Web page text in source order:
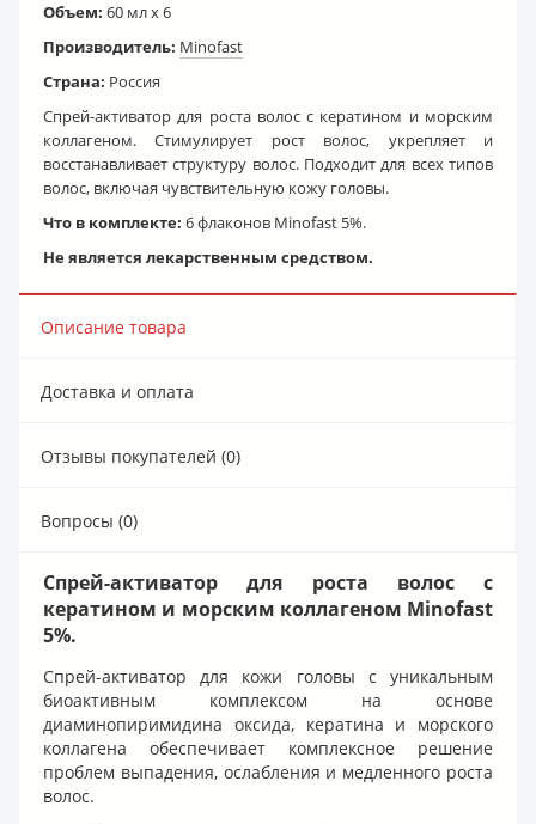
Объем: 60 мл х 6
Производитель: Minofast
Страна: Россия
Спрей-активатор для роста волос с кератином и морским
коллагеном. Стимулирует рост волос, укрепляет и
восстанавливает структуру волос. Подходит для всех типов
волос, включая чувствительную кожу головы.
Что в комплекте: 6 флаконов Minofast 5%.
Не является лекарственным средством.
Описание товара
Доставка и оплата
Отзывы покупателей (0)
Вопросы (0)
Спрей-активатор для роста волос с
кератином и морским коллагеном Minofast
5%.
Спрей-активатор для кожи головы с уникальным
биоактивным комплексом на основе
диаминопиримидина оксида, кератина и морского
коллагена обеспечивает комплексное решение
проблем выпадения, ослабления и медленного роста
волос.